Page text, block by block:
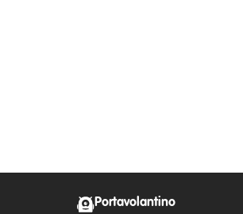
Portavolantino